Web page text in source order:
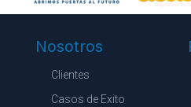
Nosotros
Clientes
Casos de Exito